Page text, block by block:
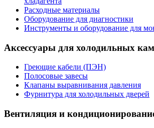
Расходные материалы
Оборудование для диагностики
Инструменты и оборудование для
Аксессуары для холодильных
Греющие кабели (ПЭН)
Полосовые завесы
Клапаны выравнивания давления
Фурнитура для холодильных дверей
Вентиляция и